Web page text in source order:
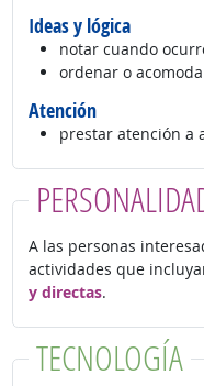
Ideas y lógica
notar cuando
ordenar o
Atención
prestar atención a
A las personas
actividades que
y directas.
TECNOLOGÍA